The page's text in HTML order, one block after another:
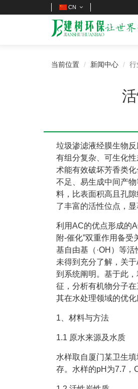
CN
当前位置 新闻中心 行
垃圾渗滤液经膜生物
有组分复杂、可生化
术能有效破坏芳香类
不足、易生成中间产
料，比表面积高且孔
了丰富的活性位点，显
利用AC的优点形成的
附-催化”双重作用备
基自由基（·OH）等
未得到充分了解，关
到系统阐明。基于此
征，分析有机物分子
其在水处理领域的优化
1、材料与方法
1.1 原水来源及水质
水样取自厦门某卫生
存。水样的pH为7.7，